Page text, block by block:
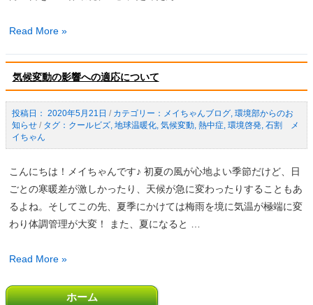
ホーム
内
6
は
環
境
月
間
で
す！
Read More »
気候変動の影響への適応について
2020年5月21日 / メイちゃんブログ, 環境部からのお
知らせ/ クールビズ, 地球温暖化, 気候変動, 熱中症, 環境啓発, 石割 メ
イちゃん
こんにちは！メイちゃんです♪ 初夏の風が心地よい季節だけど、日
ごとの寒暖差が激しかったり、天候が急に変わったりすることもあ
るよね。そしてこの先、夏季にかけては梅雨を境に気温が極端に変
わり体調管理が大変！ また、夏になると …
気
変
Read More »